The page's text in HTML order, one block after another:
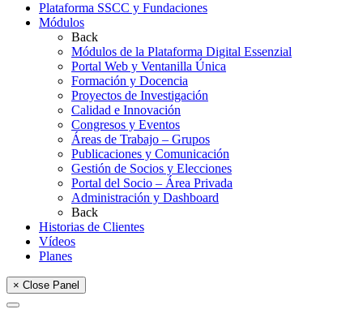
Plataforma SSCC y Fundaciones
Módulos
Back
Módulos de la Plataforma Digital Essenzial
Portal Web y Ventanilla Única
Formación y Docencia
Proyectos de Investigación
Calidad e Innovación
Congresos y Eventos
Áreas de Trabajo – Grupos
Publicaciones y Comunicación
Gestión de Socios y Elecciones
Portal del Socio – Área Privada
Administración y Dashboard
Back
Historias de Clientes
Vídeos
Planes
× Close Panel